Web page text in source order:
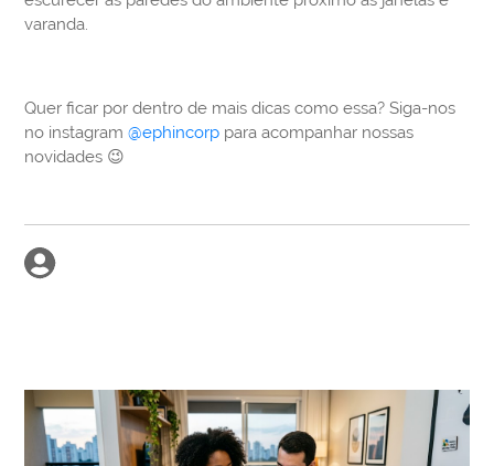
varanda.
Quer ficar por dentro de mais dicas como essa? Siga-nos
no instagram@ephincorp para acompanhar nossas
novidades 😉